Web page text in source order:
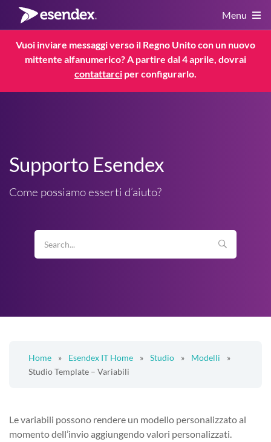
Menu
Servizi
Risorse
Service Status
Vuoi inviare messaggi verso il Regno Unito con un nuovo
mittente alfanumerico? A partire dal 4 aprile, dovrai
contattarci per configurarlo.
Supporto Esendex
Come possiamo esserti d’aiuto?
Home » Esendex IT Home » Studio » Modelli
»
Studio Template – Variabili
Le variabili possono rendere un modello personalizzato al
momento dell’invio aggiungendo valori personalizzati.